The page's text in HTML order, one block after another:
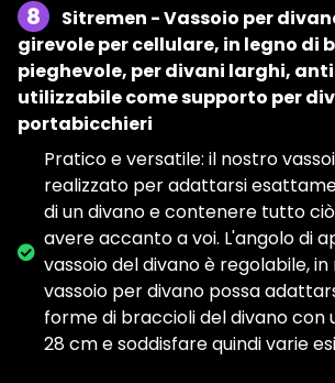
8
Sitremen - Vassoio per
girevole per cellulare, in legno di
pieghevole, per divani larghi,
utilizzabile come supporto per
portabicchieri
Pratico e versatile: il nostro
realizzato per adattarsi
di un divano e contenere tutto
avere accanto a voi. L'angolo di
vassoio del divano è regolabile,
vassoio per divano possa
forme di braccioli del divano con
28 cm e soddisfare quindi varie